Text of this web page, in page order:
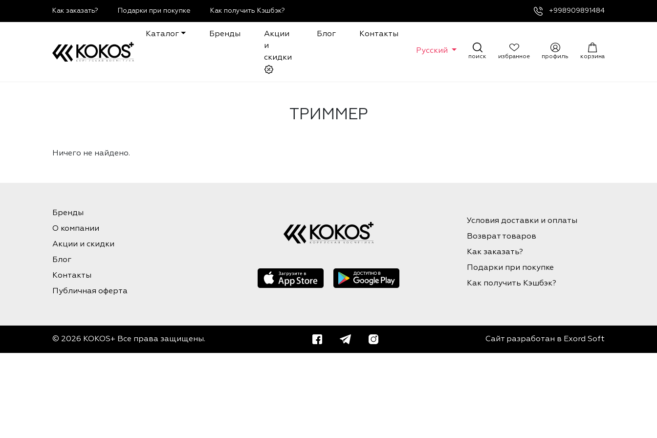
Как заказать? Подарки при покупке Как получить Кэшбэк? +998909891484
Каталог Бренды
Акции
и
скидки
Блог Контакты
Русский
поиск избранное профиль корзина
ТРИММЕР
Ничего не найдено.
Бренды
О компании
Акции и скидки
Блог
Контакты
Публичная оферта
Условия доставки и оплаты
Возврат товаров
Как заказать?
Подарки при покупке
Как получить Кэшбэк?
© 2026 KOKOS+ Все права защищены. Сайт разработан в Exord Soft